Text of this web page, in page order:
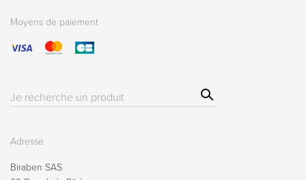
Moyens de paiement
Résultat(s)
Sear
ch
Adresse
Biraben SAS